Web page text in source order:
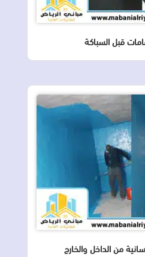
قبل السباكة
من الداخل والخارج